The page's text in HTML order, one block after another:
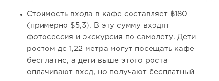
Стоимость входа в кафе составляет ฿180
(примерно $5,3). В эту сумму входят
фотосессия и экскурсия по самолету. Дети
ростом до 1,22 метра могут посещать кафе
бесплатно, а дети выше этого роста
оплачивают вход, но получают бесплатный